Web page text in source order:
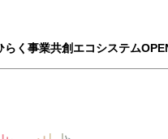
らく事業共創エコシステム